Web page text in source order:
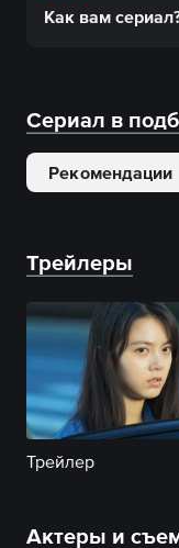
Как вам сериал
Сериал в
Рекомендации
Трейлеры
Трейлер
Актеры и